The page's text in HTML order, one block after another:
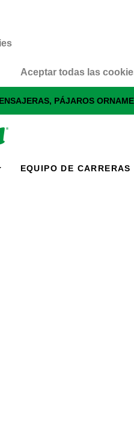
Aceptar todas las
PÁJAROS
EQUIPO DE CARRERAS